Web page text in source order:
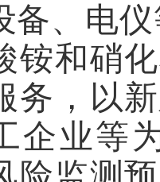
备、电
铵和硝
务，以
企业等